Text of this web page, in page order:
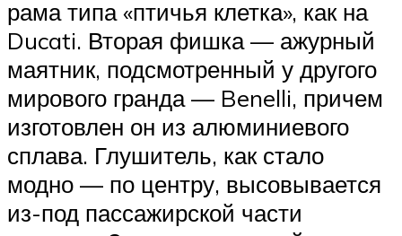
рама типа «птичья клетка», как на
Ducati. Вторая фишка — ажурный
маятник, подсмотренный у другого
мирового гранда — Benelli, причем
изготовлен он из алюминиевого
сплава. Глушитель, как стало
модно — по центру, высовывается
из-под пассажирской части